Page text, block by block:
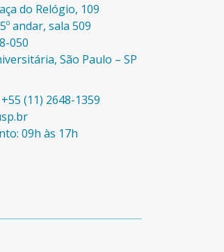
do Relógio, 109
andar, sala 509
050
São Paulo – SP​
(11) 2648-1359
09h às 17h